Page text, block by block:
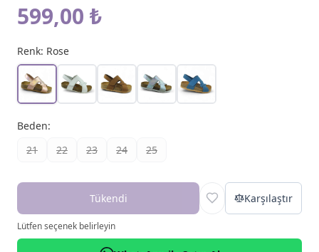
599,00 ₺
Renk: Rose
Beden:
21
22 23 24 25
Tükendi Karşılaştır
Lütfen seçenek belirleyin